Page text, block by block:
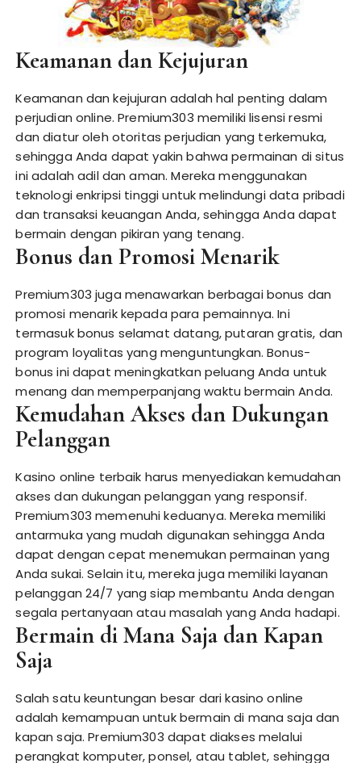
Keamanan dan Kejujuran
Keamanan dan kejujuran adalah hal penting dalam
perjudian online. Premium303 memiliki lisensi resmi
dan diatur oleh otoritas perjudian yang terkemuka,
sehingga Anda dapat yakin bahwa permainan di situs
ini adalah adil dan aman. Mereka menggunakan
teknologi enkripsi tinggi untuk melindungi data pribadi
dan transaksi keuangan Anda, sehingga Anda dapat
bermain dengan pikiran yang tenang.
Bonus dan Promosi Menarik
Premium303 juga menawarkan berbagai bonus dan
promosi menarik kepada para pemainnya. Ini
termasuk bonus selamat datang, putaran gratis, dan
program loyalitas yang menguntungkan. Bonus-
bonus ini dapat meningkatkan peluang Anda untuk
menang dan memperpanjang waktu bermain Anda.
Kemudahan Akses dan Dukungan
Pelanggan
Kasino online terbaik harus menyediakan kemudahan
akses dan dukungan pelanggan yang responsif.
Premium303 memenuhi keduanya. Mereka memiliki
antarmuka yang mudah digunakan sehingga Anda
dapat dengan cepat menemukan permainan yang
Anda sukai. Selain itu, mereka juga memiliki layanan
pelanggan 24/7 yang siap membantu Anda dengan
segala pertanyaan atau masalah yang Anda hadapi.
Bermain di Mana Saja dan Kapan
Saja
Salah satu keuntungan besar dari kasino online
adalah kemampuan untuk bermain di mana saja dan
kapan saja. Premium303 dapat diakses melalui
perangkat komputer, ponsel, atau tablet, sehingga